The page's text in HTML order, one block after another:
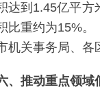
达到1.45亿平方
比重约为15%
机关事务局、各
推动重点领域